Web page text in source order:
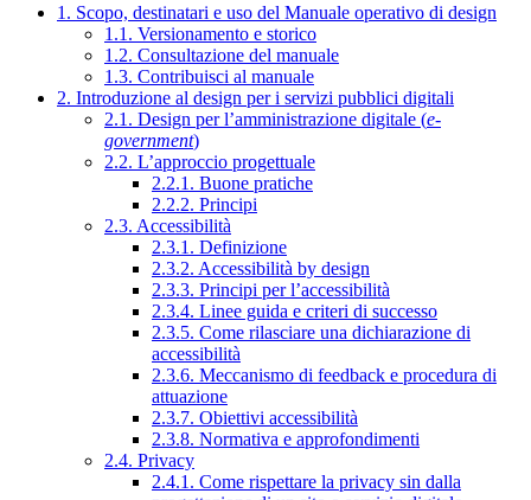
1. Scopo, destinatari e uso del Manuale operativo di design
1.1. Versionamento e storico
1.2. Consultazione del manuale
1.3. Contribuisci al manuale
2. Introduzione al design per i servizi pubblici digitali
2.1. Design per l’amministrazione digitale (e-
government)
2.2. L’approccio progettuale
2.2.1. Buone pratiche
2.2.2. Principi
2.3. Accessibilità
2.3.1. Definizione
2.3.2. Accessibilità by design
2.3.3. Principi per l’accessibilità
2.3.4. Linee guida e criteri di successo
2.3.5. Come rilasciare una dichiarazione di
accessibilità
2.3.6. Meccanismo di feedback e procedura di
attuazione
2.3.7. Obiettivi accessibilità
2.3.8. Normativa e approfondimenti
2.4. Privacy
2.4.1. Come rispettare la privacy sin dalla